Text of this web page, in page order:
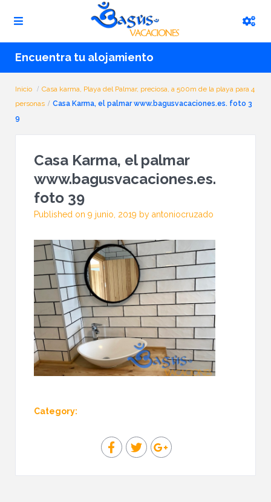
Encuentra tu alojamiento
Inicio
Casa karma, Playa del Palmar, preciosa, a 500m de la playa para 4
personas
Casa Karma, el palmar www.bagusvacaciones.es. foto 3
9
Casa Karma, el palmar
www.bagusvacaciones.es.
foto 39
Published on 9 junio, 2019 by antoniocruzado
Category: